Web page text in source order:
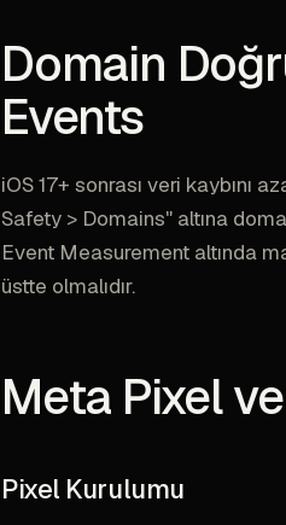
Domain
Events
iOS 17+ sonrası veri kaybını
Safety > Domains" altına
Event Measurement altında
üstte olmalıdır.
Meta Pixel
Pixel Kurulumu